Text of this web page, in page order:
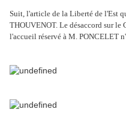
Suit, l'article de la Liberté de l'Est
THOUVENOT. Le désaccord sur
l'accueil réservé à M. PONCELET